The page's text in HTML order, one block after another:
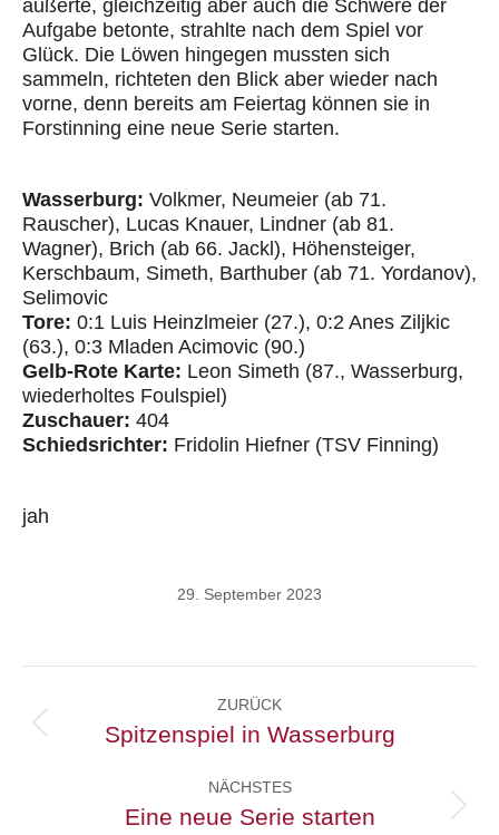
äußerte, gleichzeitig aber auch die Schwere der
Aufgabe betonte, strahlte nach dem Spiel vor
Glück. Die Löwen hingegen mussten sich
sammeln, richteten den Blick aber wieder nach
vorne, denn bereits am Feiertag können sie in
Forstinning eine neue Serie starten.
Wasserburg: Volkmer, Neumeier (ab 71.
Rauscher), Lucas Knauer, Lindner (ab 81.
Wagner), Brich (ab 66. Jackl), Höhensteiger,
Kerschbaum, Simeth, Barthuber (ab 71. Yordanov),
Selimovic
Tore: 0:1 Luis Heinzlmeier (27.), 0:2 Anes Ziljkic
(63.), 0:3 Mladen Acimovic (90.)
Gelb-Rote Karte: Leon Simeth (87., Wasserburg,
wiederholtes Foulspiel)
Zuschauer: 404
Schiedsrichter: Fridolin Hiefner (TSV Finning)
jah
29. September 2023
ZURÜCK
Vorheriger
Spitzenspiel in Wasserburg
NÄCHSTES
Nächster
Eine neue Serie starten